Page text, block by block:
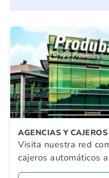
AGENCIAS Y CAJEROS
Visita nuestra red
cajeros automáticos